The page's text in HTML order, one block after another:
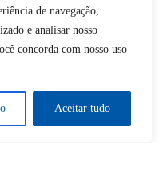
de navegação,
e analisar nosso
concorda com nosso uso
Aceitar tudo
deseja